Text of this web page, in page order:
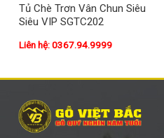
Tủ Chè Trơn Vân Chun Siêu
Siêu VIP SGTC202
Liên hệ: 0367.94.9999